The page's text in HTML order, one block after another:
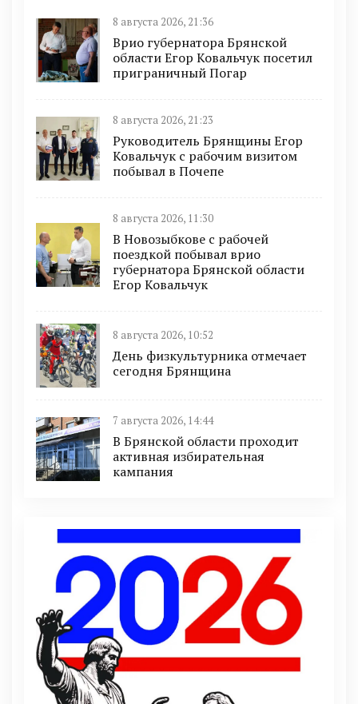
8 августа 2026, 21:36
Врио губернатора Брянской
области Егор Ковальчук посетил
приграничный Погар
8 августа 2026, 21:23
Руководитель Брянщины Егор
Ковальчук с рабочим визитом
побывал в Почепе
8 августа 2026, 11:30
В Новозыбкове с рабочей
поездкой побывал врио
губернатора Брянской области
Егор Ковальчук
8 августа 2026, 10:52
День физкультурника отмечает
сегодня Брянщина
7 августа 2026, 14:44
В Брянской области проходит
активная избирательная
кампания